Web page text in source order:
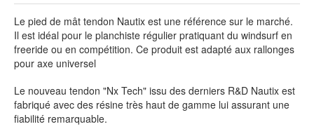
Le pied de mât tendon Nautix est une référence sur le marché.
Il est idéal pour le planchiste régulier pratiquant du windsurf en
freeride ou en compétition. Ce produit est adapté aux rallonges
pour axe universel
Le nouveau tendon "Nx Tech" issu des derniers R&D Nautix est
fabriqué avec des résine très haut de gamme lui assurant une
fiabilité remarquable.